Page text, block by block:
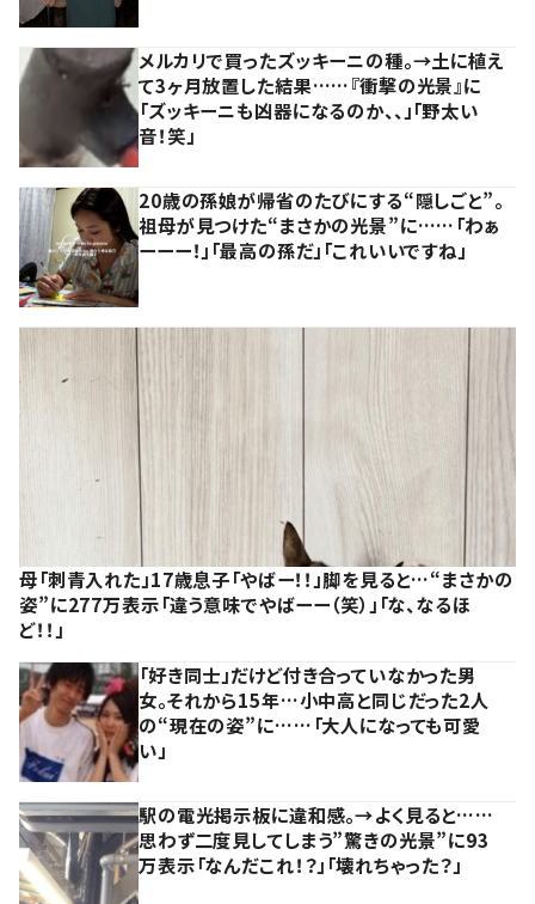
メルカリで買ったズッキーニの種。→土に植え
て3ヶ月放置した結果……『衝撃の光景』に
「ズッキーニも凶器になるのか、、」「野太い
音！笑」
20歳の孫娘が帰省のたびにする“隠しごと”。
祖母が見つけた“まさかの光景”に……「わぁ
ーーー！」「最高の孫だ」「これいいですね」
母「刺青入れた」17歳息子「やばー！！」脚を見ると…“まさかの
姿”に277万表示「違う意味でやばーー（笑）」「な、なるほ
ど！！」
「好き同士」だけど付き合っていなかった男
女。それから15年…小中高と同じだった2人
の“現在の姿”に……「大人になっても可愛
い」
駅の電光掲示板に違和感。→よく見ると……
思わず二度見してしまう”驚きの光景”に93
万表示「なんだこれ！？」「壊れちゃった？」